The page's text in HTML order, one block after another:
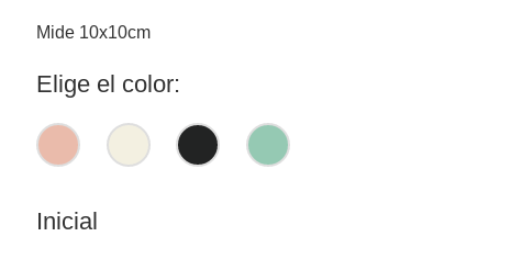
Mide 10x10cm
Elige el color:
Inicial